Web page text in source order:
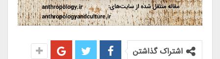
اشتراک گذاشتن